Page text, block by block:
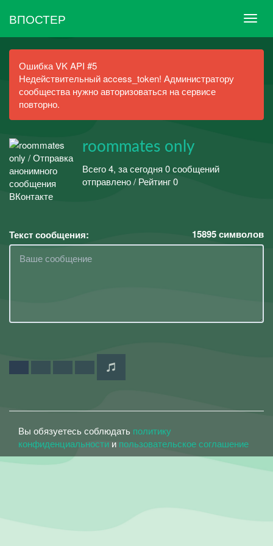
ВПОСТЕР
Ошибка VK API #5
Недействительный access_token! Администратору
сообщества нужно авторизоваться на сервисе
повторно.
roommates only
Всего 4, за сегодня 0 сообщений
отправлено / Рейтинг 0
Текст сообщения: 15895символов
Вы обязуетесь соблюдать политику
конфиденциальности и пользовательское соглашение